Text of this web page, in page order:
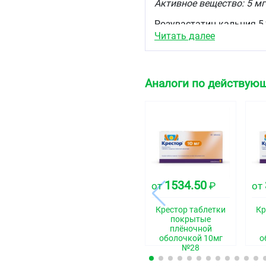
Активное вещество: 5
Розувастатин кальция
Целлюлоза
Кросповидон
Кремния диоксид
Оболочка:
Бутилметакрилата,
сополимер [1:2:1]
Читать далее
Аналоги по
от1534.50 ₽
Крестор таблетки
покрытые
плёночной
оболочкой 10мг
№28
от